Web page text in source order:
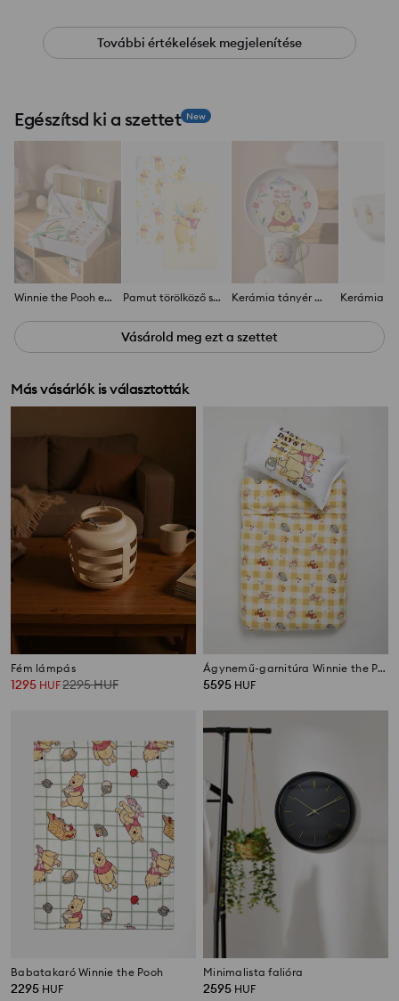
További értékelések megjelenítése
Egészítsd ki a szettet New
Winnie the Pooh emlékdoboz Pamut törölköző szett Winnie the Pooh 2 pack Kerámia tányér Winnie the Pooh
Vásárold meg ezt a szettet
Más vásárlók is választották
Fém lámpás
1295 HUF2295HUF
Ágynemű-garnitúra Winnie the Pooh
5595 HUF
Babatakaró Winnie the Pooh
2295 HUF
Minimalista falióra
2595 HUF